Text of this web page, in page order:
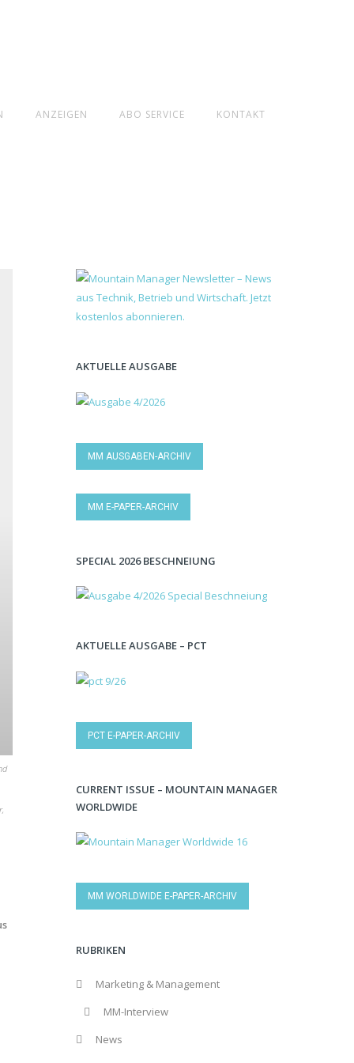
ANZEIGEN ABO SERVICE KONTAKT
AKTUELLE AUSGABE
MM AUSGABEN-ARCHIV
MM E-PAPER-ARCHIV
SPECIAL 2026 BESCHNEIUNG
AKTUELLE AUSGABE – PCT
PCT E-PAPER-ARCHIV
CURRENT ISSUE – MOUNTAIN MANAGER
WORLDWIDE
MM WORLDWIDE E-PAPER-ARCHIV
RUBRIKEN
Marketing & Management
MM-Interview
News